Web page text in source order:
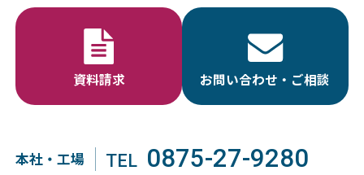
資料請求 お問い合わせ・ご相談
本社・工場 TEL 0875-27-9280